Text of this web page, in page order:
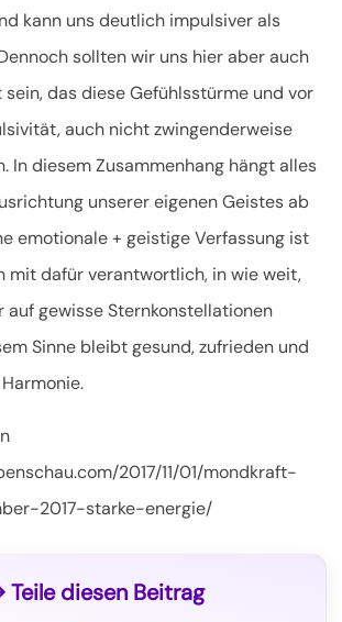
kann uns deutlich impulsiver als
sollten wir uns hier aber auch
das diese Gefühlsstürme und vor
auch nicht zwingenderweise
In diesem Zusammenhang hängt alles
unserer eigenen Geistes ab
emotionale + geistige Verfassung ist
mit dafür verantwortlich, in wie weit,
auf gewisse Sternkonstellationen
Sinne bleibt gesund, zufrieden und
2017/11/01/mondkraft-
2017-starke-energie/
Teile diesen Beitrag